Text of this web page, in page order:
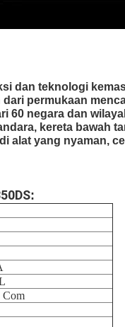
dan teknologi
permukaan
60 negara dan
kereta bawah
alat yang nyaman,
:
Com